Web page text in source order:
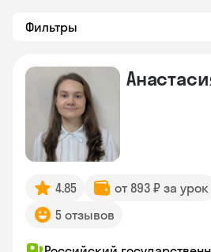
Фильтры
4.85 от 893 ₽ за урок
5 отзывов